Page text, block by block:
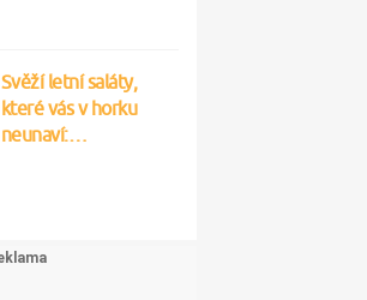
Svěží letní saláty,
které vás v horku
neunaví:…